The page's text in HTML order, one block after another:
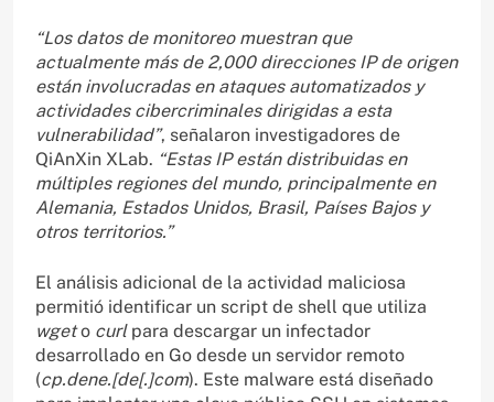
“Los datos de monitoreo muestran que
actualmente más de 2,000 direcciones IP de origen
están involucradas en ataques automatizados y
actividades cibercriminales dirigidas a esta
vulnerabilidad”, señalaron investigadores de
QiAnXin XLab. “Estas IP están distribuidas en
múltiples regiones del mundo, principalmente en
Alemania, Estados Unidos, Brasil, Países Bajos y
otros territorios.”
El análisis adicional de la actividad maliciosa
permitió identificar un script de shell que utiliza
wgeto curlpara descargar un infectador
desarrollado en Go desde un servidor remoto
(cp.dene.[de[.]com). Este malware está diseñado